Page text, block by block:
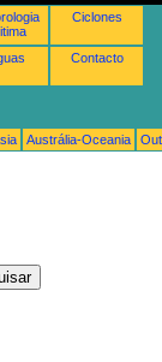
Ciclones
Contacto
Austrália-Oceania